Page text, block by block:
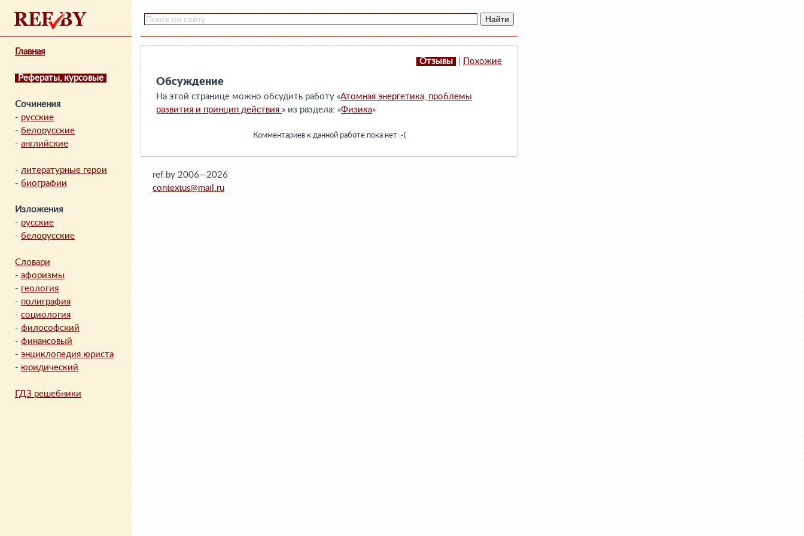
Главная
Рефераты, курсовые
Сочинения
- русские
- белорусские
- английские
- литературные герои
- биографии
Изложения
- русские
- белорусские
Словари
- афоризмы
- геология
- полиграфия
- социология
- философский
- финансовый
- энциклопедия юриста
- юридический
ГДЗ решебники
Отзывы Похожие
Обсуждение
На этой странице можно обсудить работу «Атомная энергетика, проблемы
развития и принцип действия » из раздела: «Физика»
Комментариев к данной работе пока нет :-(
ref.by 2006—2026
contextus@mail.ru